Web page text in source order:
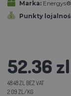
Marka: Energys®
Punkty
52.36 zl
48.48 ZL BEZ VAT
2.09 ZL/KG